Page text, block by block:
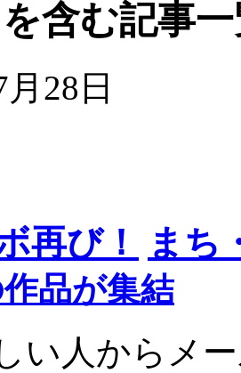
を含む記事
28日
再び！ まち
品が集結
い人からメ